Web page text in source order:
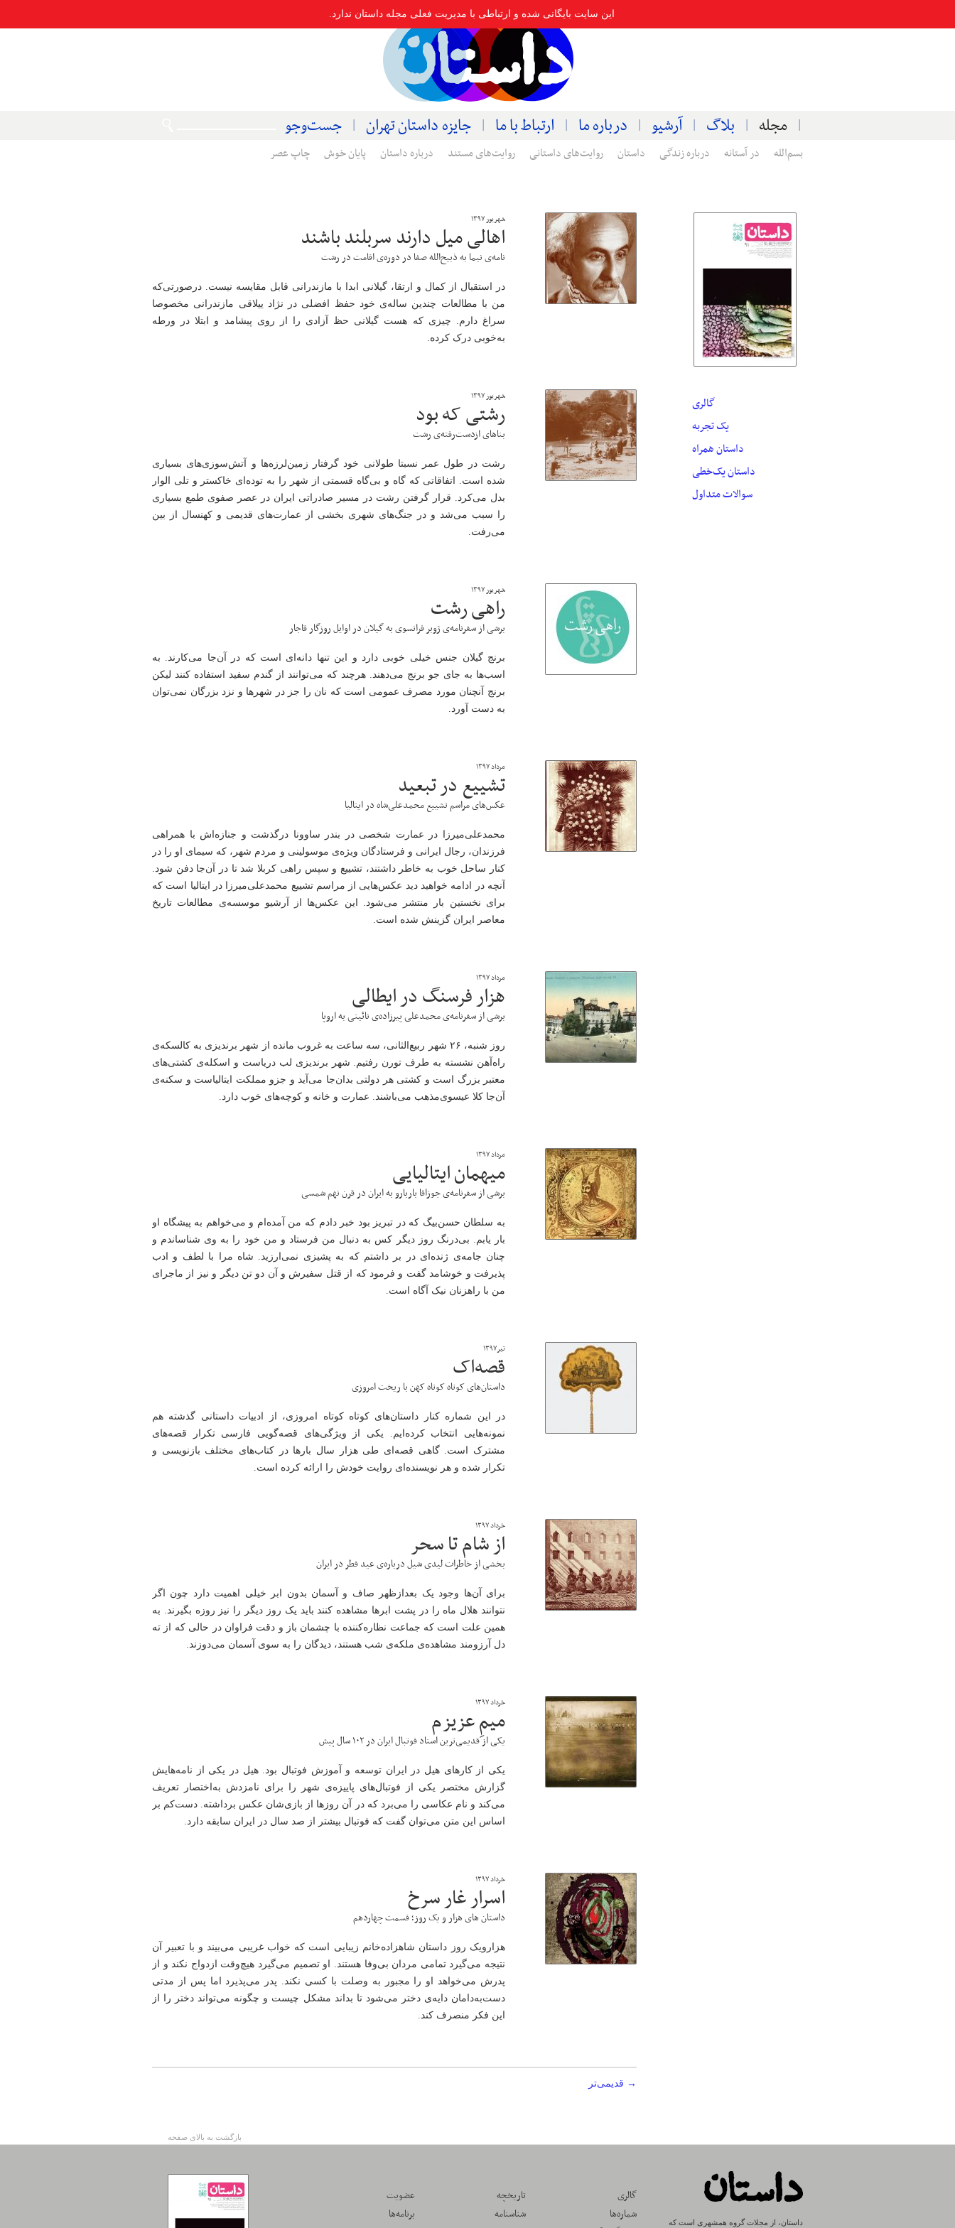
مجله بلاگ آرشیو درباره ما ارتباط با ما جایزه داستان تهران جست‌وجو
بسم‌الله در آستانه درباره زندگی داستان روایت‌های داستانی روایت‌های مستند درباره داستان پایان خوش چاپ عصر
شهریور ۱۳۹۷
اهالی میل دارند سربلند باشند
نامه‌ی نیما به ذبیح‌الله صفا در دوره‌ی اقامت در رشت
در استقبال از کمال و ارتقا، گیلانی ابدا با مازندرانی قابل مقایسه نیست. درصورتی‌که
من با مطالعات چندین ساله‌ی خود حفظ افضلی در نژاد ییلاقی مازندرانی مخصوصا
سراغ دارم. چیزی که هست گیلانی حظ آزادی را از روی پیشامد و ابتلا در ورطه
به‌خوبی درک کرده.
شهریور ۱۳۹۷
رشتی که بود
بناهای ازدست‌رفته‌ی رشت
رشت در طول عمر نسبتا طولانی خود گرفتار زمین‌لرزه‌ها و آتش‌سوزی‌های بسیاری
شده است. اتفاقاتی که گاه و بی‌گاه قسمتی از شهر را به توده‌ای خاکستر و تلی الوار
بدل می‌کرد. قرار گرفتن رشت در مسیر صادراتی ایران در عصر صفوی طمع بسیاری
را سبب می‌شد و در جنگ‌های شهری بخشی از عمارت‌های قدیمی و کهنسال از بین
می‌رفت.
شهریور ۱۳۹۷
راهی رشت
برشی از سفرنامه‌ی ژوبر فرانسوی به گیلان در اوایل روزگار قاجار
برنج گیلان جنس خیلی خوبی دارد و این تنها دانه‌ای است که در آن‌جا می‌کارند. به
اسب‌ها به جای جو برنج می‌دهند. هرچند که می‌توانند از گندم سفید استفاده کنند لیکن
برنج آنچنان مورد مصرف عمومی است که نان را جز در شهرها و نزد بزرگان نمی‌توان
به دست آورد.
مرداد ۱۳۹۷
تشییع در تبعید
عكس‌های مراسم تشییع محمدعلی‌شاه در ایتالیا
محمدعلی‌میرزا در عمارت شخصی در بندر ساوونا درگذشت و جنازه‌اش با همراهی
فرزندان، رجال ایرانی و فرستادگان وی‍ژه‌ی موسولینی و مردم شهر، که سیمای او را در
کنار ساحل خوب به خاطر داشتند، تشییع و سپس راهی کربلا شد تا در آن‌جا دفن شود.
آنچه در ادامه خواهید دید عکس‌هایی از مراسم تشییع محمدعلی‌میرزا در ایتالیا است که
برای نخستین بار منتشر می‌شود. این عکس‌ها از آرشیو موسسه‌ی مطالعات تاریخ
معاصر ایران گزینش شده است.
مرداد ۱۳۹۷
هزار فرسنگ در ایطالی
برشی از سفرنامه‌ی محمدعلی پیرزاده‌ی نائینی به اروپا
روز شنبه، ۲۶ شهر ربیع‌الثانی، سه ساعت به غروب مانده از شهر برندیزی به کالسکه‌ی
راه‌آهن نشسته به طرف تورن رفتیم. شهر برندیزی لب دریاست و اسکله‌ی کشتی‌های
معتبر بزرگ است و کشتی هر دولتی بدان‌جا می‌آید و جزو مملکت ایتالیاست و سکنه‌ی
آن‌جا کلا عیسوی‌مذهب می‌باشند. عمارت و خانه و کوچه‌های خوب دارد.
مرداد ۱۳۹۷
میهمان ایتالیایی
برشی از سفرنامه‌ی جوزافا باربارو به ایران در قرن نهم شمسی
به سلطان حسن‌بیگ که در تبریز بود خبر دادم که من آمده‌ام و می‌خواهم به پیشگاه او
بار یابم. بی‌درنگ روز دیگر کس به دنبال من فرستاد و من خود را به وی شناساندم و
چنان جامه‌ی ژنده‌ای در بر داشتم که به پشیزی نمی‌ارزید. شاه مرا با لطف و ادب
پذیرفت و خوشامد گفت و فرمود که از قتل سفیرش و آن دو تن دیگر و نیز از ماجرای
من با راهزنان نیک آگاه است.
تیر۱۳۹۷
قصه‌اک
داستان‌های کوتاه کوتاه کهن با ریخت امروزی
در این شماره کنار داستان‌های کوتاه کوتاه امروزی، از ادبیات داستانی گذشته هم
نمونه‌هایی انتخاب کرده‌ایم. یکی از ویژگی‌های قصه‌گویی فارسی تکرار قصه‌های
مشترک است. گاهی قصه‌ای طی هزار سال بارها در کتاب‌های مختلف بازنویسی و
تکرار شده و هر نویسنده‌ای روایت خودش را ارائه کرده است.
خرداد ۱۳۹۷
از شام تا سحر
بخشی از خاطرات لیدی شیل درباره‌ی عید فطر در ایران
برای آن‌ها وجود یک بعدازظهر صاف و آسمان بدون ابر خیلی اهمیت دارد چون اگر
نتوانند هلال ماه را در پشت ابرها مشاهده کنند باید یک روز دیگر را نیز روزه بگیرند. به
همین علت است که جماعت نظاره‌کننده با چشمان باز و دقت فراوان در حالی که از ته
دل آرزومند مشاهده‌ی ملکه‌ی شب هستند، دیدگان را به سوی آسمان می‌دوزند.
خرداد ۱۳۹۷
میمِ عزیزم
یکی از قدیمی‌ترین اسناد فوتبال ایران در ۱۰۲ سال پیش
یکی از کارهای هیل در ایران توسعه و آموزش فوتبال بود. هیل در یکی از نامه‌هایش
گزارش مختصر یکی از فوتبال‌‌های پاییزه‌ی شهر را برای نامزدش به‌اختصار تعریف
می‌کند و نام عکاسی را می‌برد که در آن روزها از بازی‌شان عکس‌ برداشته. دست‌کم بر
اساس این متن می‌توان گفت که فوتبال بیشتر از صد سال در ایران سابقه دارد.
خرداد ۱۳۹۷
اسرار غار سرخ
داستان ‌های هزار و یک روز؛ قسمت چهاردهم
هزارویک روز داستان شاهزاده‌خانم زیبایی است كه خواب غریبی می‌بیند و با تعبیر آن
نتیجه می‌گیرد تمامی مردان بی‌وفا هستند. او تصمیم می‌گیرد هیچ‌وقت ازدواج نکند و از
پدرش می‌خواهد او را مجبور به وصلت با كسی نکند. پدر می‌پذیرد اما پس از مدتی
دست‌به‌دامان دایه‌ی دختر می‌شود تا بداند مشکل چیست و چگونه می‌تواند دختر را از
این فکر منصرف کند.
→ قدیمی‌تر
گالری
یک تجربه
داستان همراه
داستان یک‌خطی
سوالات متداول
بازگشت به بالای صفحه
داستان، از مجلات گروه همشهری است که
گالری
شماره‌ها
تاریخچه
شناسنامه
عضویت
برنامه‌ها
این سایت بایگانی شده و ارتباطی با مدیریت فعلی مجله داستان ندارد.